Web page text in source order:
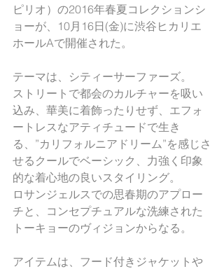
ピリオ）の2016年春夏コレクションシ
ョーが、10月16日(金)に渋谷ヒカリエ
ホールAで開催された。
テーマは、シティーサーファーズ。
ストリートで都会のカルチャーを吸い
込み、華美に着飾ったりせず、エフォ
ートレスなアティチュードで生き
る、”カリフォルニアドリーム”を感じさ
せるクールでベーシック、力強く印象
的な着心地の良いスタイリング。
ロサンジェルスでの思春期のアプロー
チと、コンセプチュアルな洗練された
トーキョーのヴィジョンからなる。
アイテムは、フード付きジャケットや